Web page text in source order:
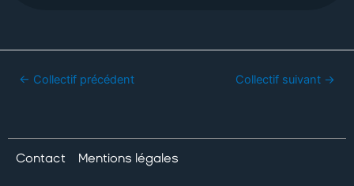
← Collectif précédent Collectif suivant →
Contact Mentions légales